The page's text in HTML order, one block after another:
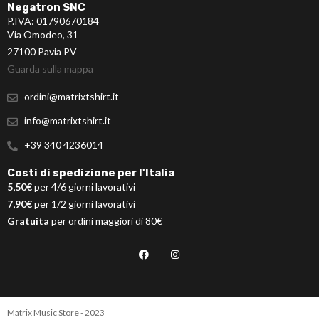
Negatron SNC
P.IVA: 01790670184
Via Omodeo, 31
27100 Pavia PV
Guarda sulla mappa
ordini@matrixtshirt.it
info@matrixtshirt.it
+39 340 4236014
Costi di spedizione per l'Italia
5,50€per 4/6 giorni lavorativi
7,90€per 1/2 giorni lavorativi
Gratuita per ordini maggiori di 80€
Matrix Music Store - 2023